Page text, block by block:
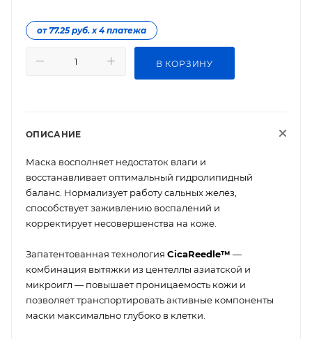
от 77.25 руб. х 4 платежа
В КОРЗИНУ
ОПИСАНИЕ
Маска восполняет недостаток влаги и
восстанавливает оптимальный гидролипидный
баланс. Нормализует работу сальных желёз,
способствует заживлению воспалений и
корректирует несовершенства на коже.
Запатентованная технология CicaReedle™ —
комбинация вытяжки из центеллы азиатской и
микроигл — повышает проницаемость кожи и
позволяет транспортировать активные компоненты
маски максимально глубоко в клетки.